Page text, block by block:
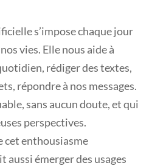
s’impose chaque jour
vies. Elle nous aide à
rédiger des textes,
répondre à nos messages.
sans aucun doute, et qui
perspectives.
cet enthousiasme
aussi émerger des usages